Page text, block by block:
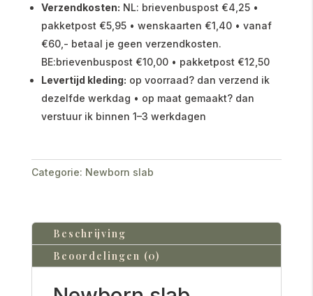
Verzendkosten: NL: brievenbuspost €4,25 •
pakketpost €5,95 • wenskaarten €1,40 • vanaf
€60,- betaal je geen verzendkosten.
BE:brievenbuspost €10,00 • pakketpost €12,50
Levertijd kleding: op voorraad? dan verzend ik
dezelfde werkdag • op maat gemaakt? dan
verstuur ik binnen 1–3 werkdagen
Categorie: Newborn slab
Beschrijving
Beoordelingen (0)